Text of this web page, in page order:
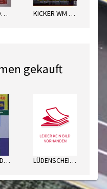
KICKER MONTAG KICKER WM 2026
gekauft
FIFA WORLD C. ECO-BLISTER 2026 LÜDENSCHEIDER NACH.MO